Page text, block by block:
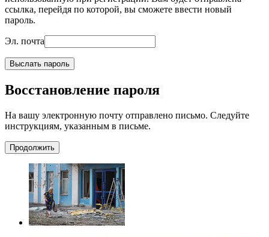
ссылка, перейдя по которой, вы сможете ввести новый
пароль.
Эл. почта
Выслать пароль
Восстановление пароля
На вашу электронную почту отправлено письмо. Следуйте
инструкциям, указанным в письме.
Продолжить